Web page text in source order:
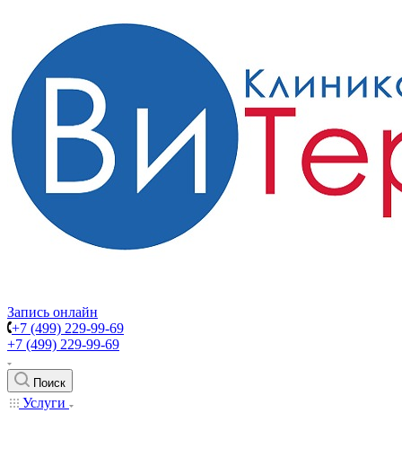
Запись онлайн
+7 (499) 229-99-69
+7 (499) 229-99-69
Поиск
Услуги